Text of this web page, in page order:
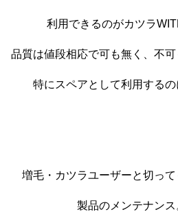
利用できるのがカツラ
品質は値段相応で可も無く、不
特にスペアとして利用するの
増毛・カツラユーザーと切っ
製品のメンテナン